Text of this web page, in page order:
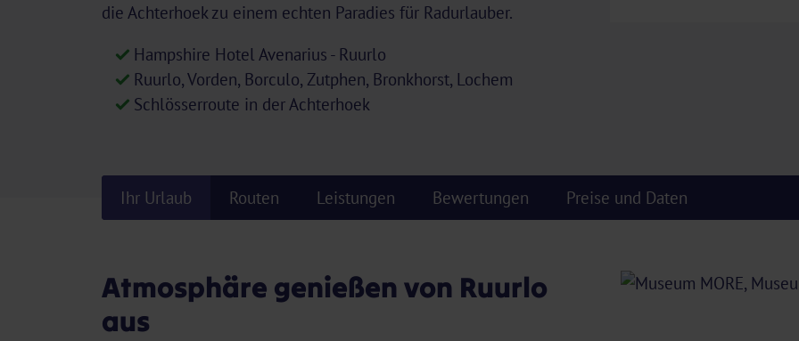
die Achterhoek zu einem echten Paradies für Radurlauber.
Hampshire Hotel Avenarius - Ruurlo
Ruurlo, Vorden, Borculo, Zutphen, Bronkhorst, Lochem
Schlösserroute in der Achterhoek
Ihr Urlaub Routen Leistungen Bewertungen Preise und Daten
Atmosphäre genießen von Ruurlo
aus